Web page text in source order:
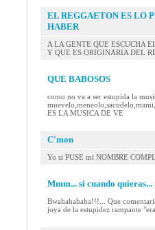
EL REGGAETON ES LO
HABER
A LA GENTE QUE ESCUCHA
Y QUE ES ORIGINARIA DEL
QUE BABOSOS
como no va a ser estupida la
ES LA MUSICA DE VE
C'mon
Yo si PUSE mi NOMBRE
Mmm... si cuando quieras...
Bwahahahaha!!!... Que
joya de la estupidez rampante